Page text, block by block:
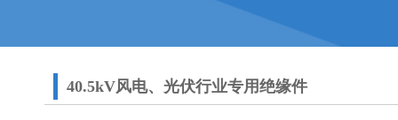
40.5kV风电、光伏行业专用绝缘件